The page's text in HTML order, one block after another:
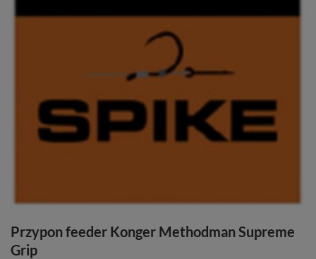
Przypon feeder Konger Methodman Supreme
Grip